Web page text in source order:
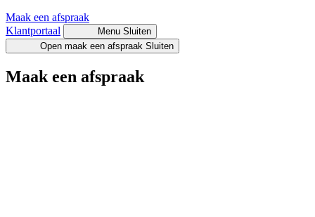
Maak een afspraak
Klantportaal
Menu Sluiten
Open maak een afspraak Sluiten
Maak een afspraak